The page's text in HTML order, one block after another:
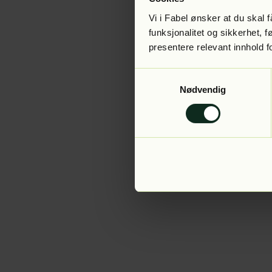
Vi i Fabel ønsker at du skal
funksjonalitet og sikkerhet,
presentere relevant innhold
Nødvendig
Application